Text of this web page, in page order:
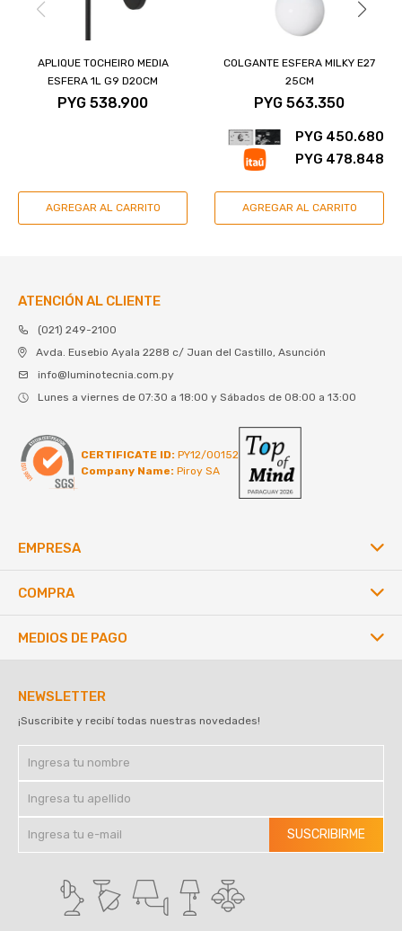
APLIQUE TOCHEIRO MEDIA
ESFERA 1L G9 D20CM
PYG 538.900
COLGANTE ESFERA MILKY E27
25CM
PYG 563.350
PYG 450.680
PYG 478.848
ATENCIÓN AL CLIENTE
(021) 249-2100
Avda. Eusebio Ayala 2288 c/ Juan del Castillo, Asunción
info@luminotecnia.com.py
Lunes a viernes de 07:30 a 18:00 y Sábados de 08:00 a 13:00
CERTIFICATE ID: PY12/00152
Company Name: Piroy SA
EMPRESA
COMPRA
NEWSLETTER
¡Suscribite y recibí todas nuestras novedades!
SUSCRIBIRME
MEDIOS DE PAGO